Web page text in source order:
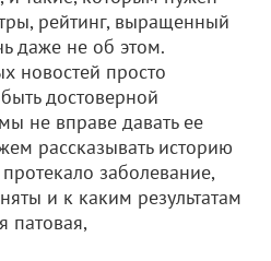
рейтинг, выращенный
даже не об этом.
новостей просто
достоверной
не вправе давать ее
рассказывать историю
заболевание,
и к каким результатам
патовая,